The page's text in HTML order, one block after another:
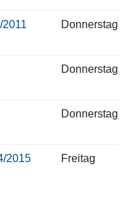
Donnerstag
Donnerstag
Donnerstag
2015 Freitag